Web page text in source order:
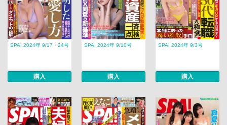
SPA! 2024年 9/17・24号
購入
SPA! 2024年 9/10号
購入
SPA! 2024年 9/3号
購入